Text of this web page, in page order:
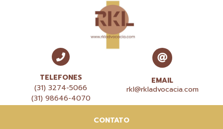
TELEFONES
(31) 3274-5066
(31) 98646-4070
EMAIL
rkl@rkladvocacia.com
CONTATO